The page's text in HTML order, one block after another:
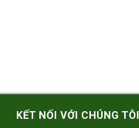
KẾT NỐI VỚI CHÚNG TÔI